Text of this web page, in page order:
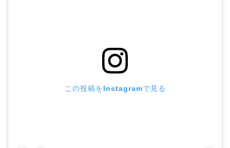
この投稿をInstagramで見る